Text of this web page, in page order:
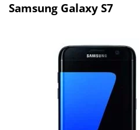
Samsung Galaxy S7